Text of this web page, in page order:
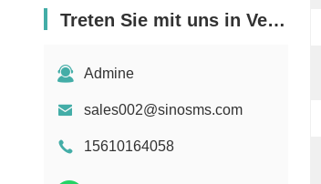
Treten Sie mit uns in Verbindung
Admine
sales002@sinosms.com
15610164058